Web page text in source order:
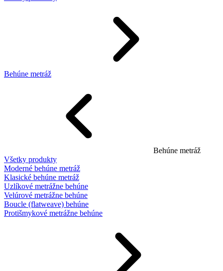
Behúne metráž
Behúne metráž
Všetky produkty
Moderné behúne metráž
Klasické behúne metráž
Uzlíkové metrážne behúne
Velúrové metrážne behúne
Boucle (flatweave) behúne
Protišmykové metrážne behúne